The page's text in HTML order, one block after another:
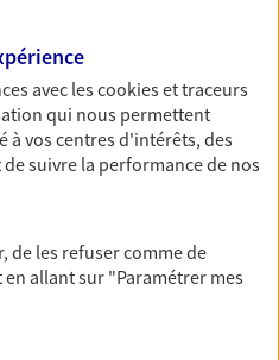
sérénité avec votre
Un contrat
locaux, matériels pro,
sans oublier votre
UN DEVIS
avec lescookies et traceurs
qui nous permettent
à vos centres d'intérêts, des
suivre la performance de nos
de les refuser comme de
en allant sur "Paramétrer mes